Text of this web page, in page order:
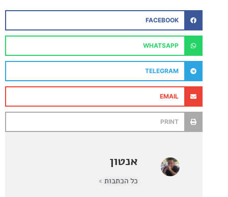
FACEBOOK
WHATSAPP
TELEGRAM
אנטון